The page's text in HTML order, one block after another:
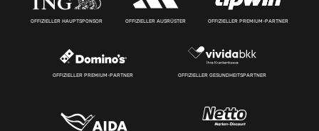
OFFIZIELLER HAUPTSPONSOR OFFIZIELLER AUSRÜSTER OFFIZIELLER PREMIUM-PARTNER
OFFIZIELLER PREMIUM-PARTNER OFFIZIELLER GESUNDHEITSPARTNER